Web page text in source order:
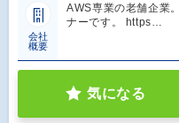
会社
概要
AWS専業の老舗企業
ナーです。 https…
気になる